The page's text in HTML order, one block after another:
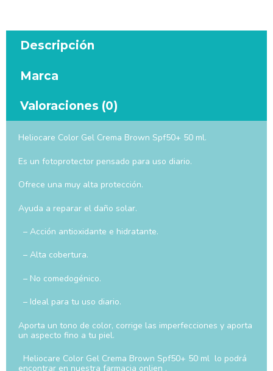
Descripción
Marca
Valoraciones (0)
Heliocare Color Gel Crema Brown Spf50+ 50 ml.
Es un fotoprotector pensado para uso diario.
Ofrece una muy alta protección.
Ayuda a reparar el daño solar.
– Acción antioxidante e hidratante.
– Alta cobertura.
– No comedogénico.
– Ideal para tu uso diario.
Aporta un tono de color, corrige las imperfecciones y aporta
un aspecto fino a tu piel.
Heliocare Color Gel Crema Brown Spf50+ 50 ml lo podrá
encontrar en nuestra farmacia onlien .